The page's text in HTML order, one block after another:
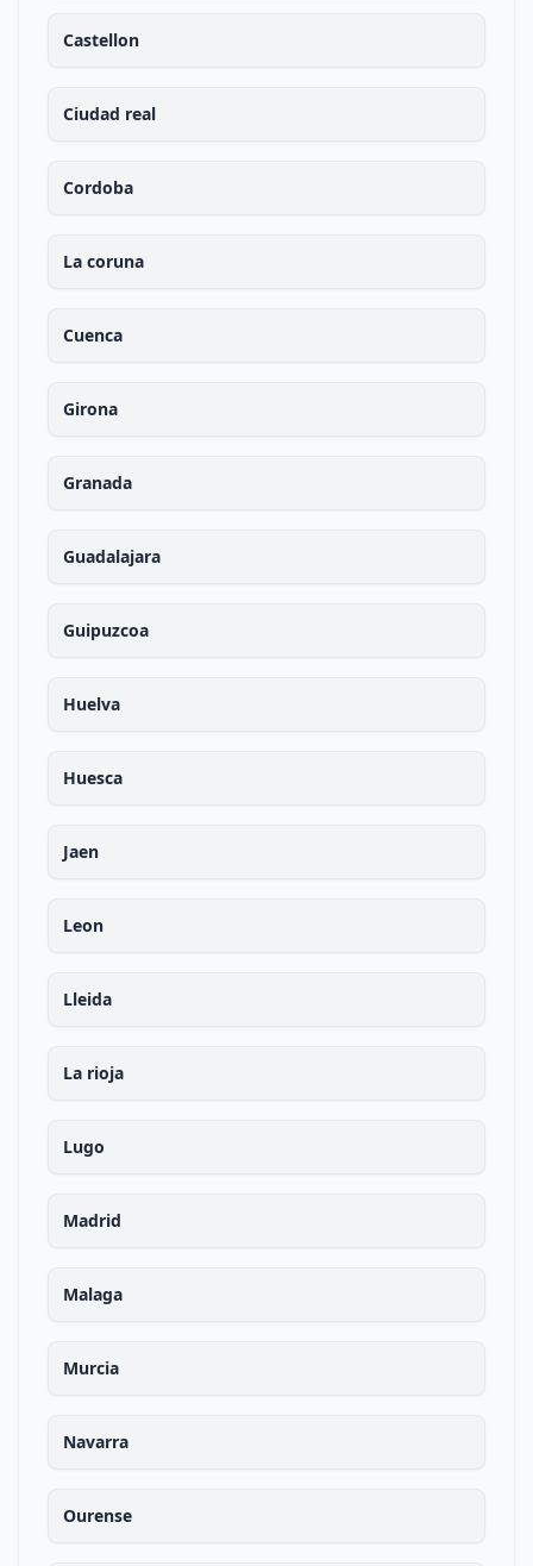
Castellon
Ciudad real
Cordoba
La coruna
Cuenca
Girona
Granada
Guadalajara
Guipuzcoa
Huelva
Huesca
Jaen
Leon
Lleida
La rioja
Lugo
Madrid
Malaga
Murcia
Navarra
Ourense